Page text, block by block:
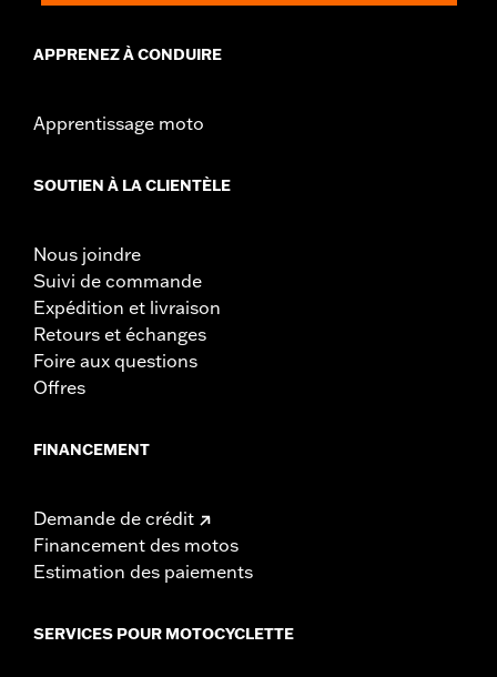
APPRENEZ À CONDUIRE
Apprentissage moto
SOUTIEN À LA CLIENTÈLE
Nous joindre
Suivi de commande
Expédition et livraison
Retours et échanges
Foire aux questions
Offres
FINANCEMENT
Demande de crédit
Financement des motos
Estimation des paiements
SERVICES POUR MOTOCYCLETTE